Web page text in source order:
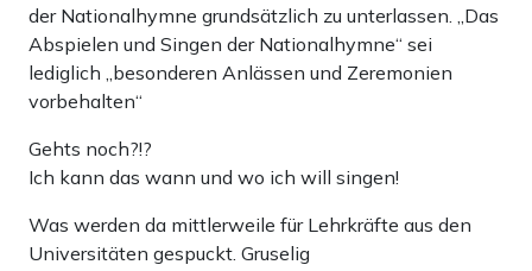
der Nationalhymne grundsätzlich zu unterlassen. „Das
Abspielen und Singen der Nationalhymne“ sei
lediglich „besonderen Anlässen und Zeremonien
vorbehalten“
Gehts noch?!?
Ich kann das wann und wo ich will singen!
Was werden da mittlerweile für Lehrkräfte aus den
Universitäten gespuckt. Gruselig